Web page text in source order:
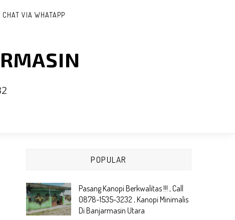
CHAT VIA WHATAPP
POPULAR
Pasang Kanopi Berkwalitas !!! , Call
0878-1535-3232 , Kanopi Minimalis
Di Banjarmasin Utara